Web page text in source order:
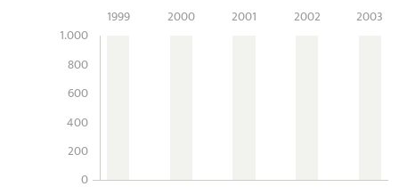
1.000
800
600
400
200
0
1999 2000 2001 2002 2003